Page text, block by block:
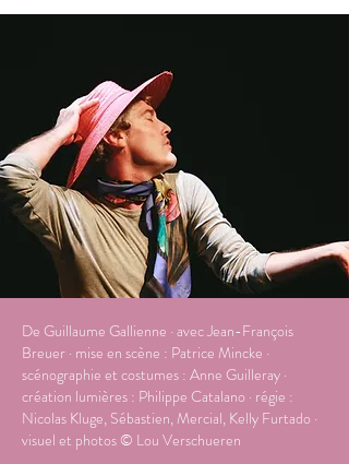
​De Guillaume Gallienne · avec Jean-François
Breuer · mise en scène : Patrice Mincke ·
scénographie et costumes : Anne Guilleray ·
création lumières : Philippe Catalano · régie :
Nicolas Kluge, Sébastien, Mercial, Kelly Furtado ·
visuel et photos © Lou Verschueren